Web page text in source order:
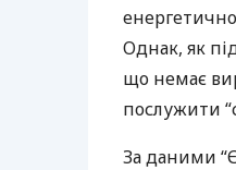
Однак, як
що немає
послужити
За даними